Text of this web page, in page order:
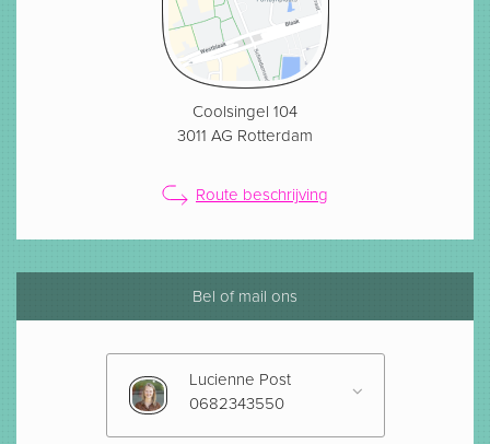
Coolsingel 104
3011 AG Rotterdam
Route beschrijving
Bel of mail ons
Lucienne Post
0682343550